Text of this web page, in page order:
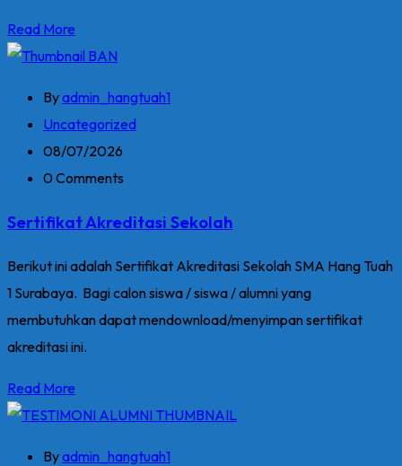
Read More
Byadmin_hangtuah1
Uncategorized
08/07/2026
0 Comments
Sertifikat Akreditasi Sekolah
Berikut ini adalah Sertifikat Akreditasi Sekolah SMA Hang Tuah
1 Surabaya. Bagi calon siswa / siswa / alumni yang
membutuhkan dapat mendownload/menyimpan sertifikat
akreditasi ini.
Read More
Byadmin_hangtuah1